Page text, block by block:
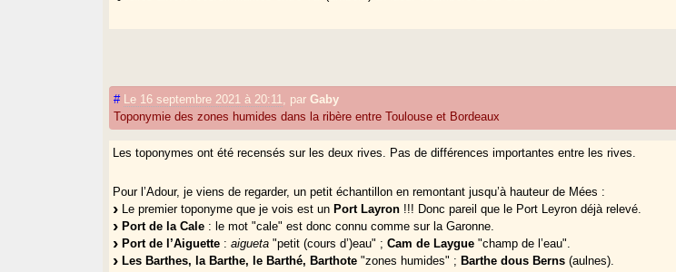
# Le 16 septembre 2021 à 20:11 parGaby
Toponymie des zones humides dans la ribère entre Toulouse et Bordeaux
Les toponymes ont été recensés sur les deux rives. Pas de différences importantes entre les rives.
Pour l’Adour, je viens de regarder, un petit échantillon en remontant jusqu’à hauteur de Mées :
Le premier toponyme que je vois est unPort Layron !!! Donc pareil que le Port Leyron déjà relevé.
Port de la Cale : le mot "cale" est donc connu comme sur la Garonne.
Port de l’Aiguette :aigueta "petit (cours d’)eau" ;Cam de Laygue "champ de l’eau".
Les Barthes, la Barthe, le Barthé, Barthote "zones humides" ;Barthe dous Berns (aulnes).